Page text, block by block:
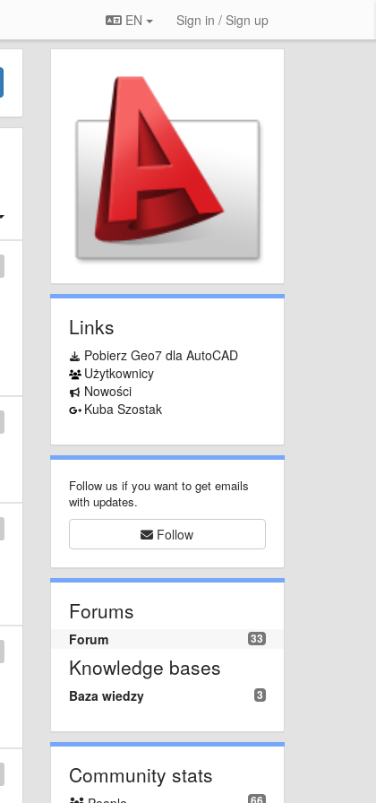
EN Sign in / Sign up
Links
Pobierz Geo7 dla AutoCAD
Użytkownicy
Nowości
Kuba Szostak
Follow us if you want to get emails
with updates.
Follow
Forums
33
Forum
Knowledge bases
3
Baza wiedzy
Community stats